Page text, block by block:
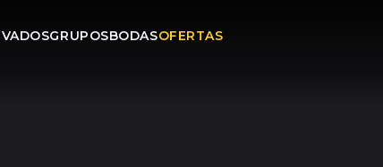
GRUPOSBODASOFERTAS